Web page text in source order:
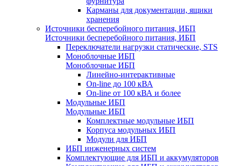
Карманы для документации, ящики
хранения
Источники бесперебойного питания, ИБП
Источники бесперебойного питания, ИБП
Переключатели нагрузки статические, STS
Моноблочные ИБП
Моноблочные ИБП
Линейно-интерактивные
On-line до 100 кВА
On-line от 100 кВА и более
Модульные ИБП
Модульные ИБП
Комплектные модульные ИБП
Корпуса модульных ИБП
Модули для ИБП
ИБП инженерных систем
Комплектующие для ИБП и аккумуляторов